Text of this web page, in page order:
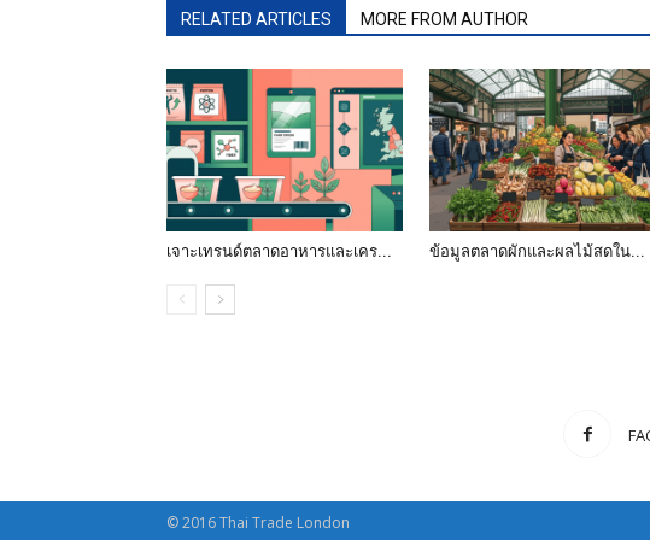
RELATED ARTICLES MORE FROM AUTHOR
เจาะเทรนด์ตลาดอาหารและเคร... ข้อมูลตลาดผักและผลไม้สดใน...
© 2016 Thai Trade London